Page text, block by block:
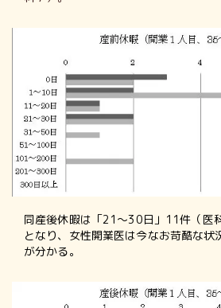
同産後休暇は「21～30日」11件（医
となり、女性開業医は今なお苛酷な状
が分かる。